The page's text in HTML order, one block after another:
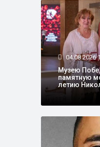
04.08.2026
Музею
памятную
летию